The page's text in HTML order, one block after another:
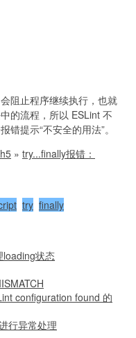
会阻止程序继续执行，也就
的流程，所以 ESLint 不
报错提示“不安全的用法”。
» try...finally报错：
try finally
loading状态
configuration found 的
行异常处理